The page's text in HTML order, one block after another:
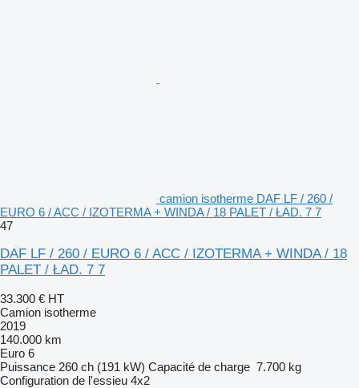
camion isotherme DAF LF / 260 /
EURO 6 / ACC / IZOTERMA + WINDA / 18 PALET / ŁAD. 7 7
47
DAF LF / 260 / EURO 6 / ACC / IZOTERMA + WINDA / 18
PALET / ŁAD. 7 7
33.300 € HT
Camion isotherme
2019
140.000 km
Euro 6
Puissance 260 ch (191 kW) Capacité de charge 7.700 kg
Configuration de l'essieu 4x2